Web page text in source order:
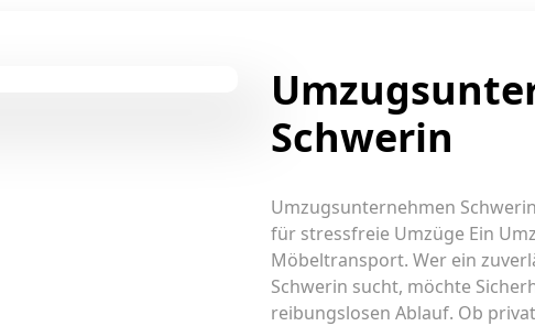
Schwerin
Umzugsunternehmen
für stressfreie Umzüge Ein
Möbeltransport. Wer ein
Schwerin sucht, möchte
reibungslosen Ablauf. Ob